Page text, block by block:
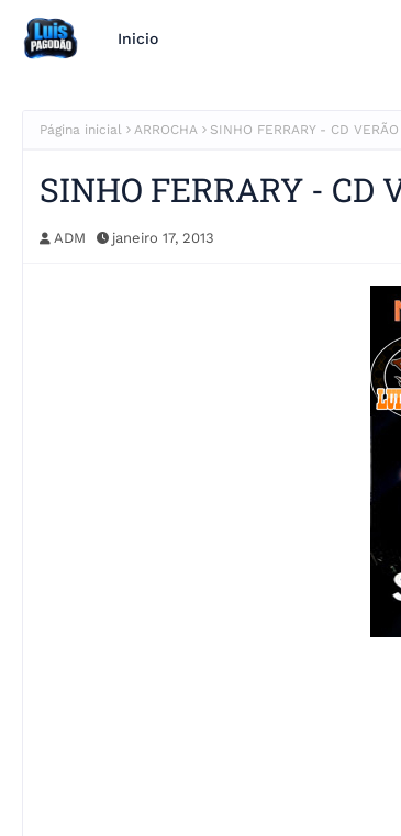
Inicio
Página inicial ARROCHA SINHO FERRARY - CD
SINHO FERRARY - CD
ADM janeiro 17, 2013